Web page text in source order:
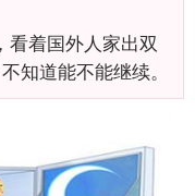
看着国外人家出双
知道能不能继续。